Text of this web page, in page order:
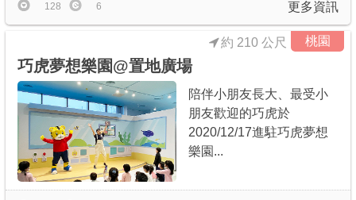
更多資訊
128 6
桃園
巧虎夢想樂園@置地廣場
約 210 公尺
陪伴小朋友長大、最受小
朋友歡迎的巧虎於
2020/12/17進駐巧虎夢想
樂園...